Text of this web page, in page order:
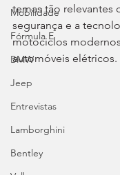
Mobilidade
Fórmula E
BMW
Jeep
Entrevistas
Lamborghini
Bentley
temas tão relevantes
segurança e a
motociclos
automóveis elétricos.